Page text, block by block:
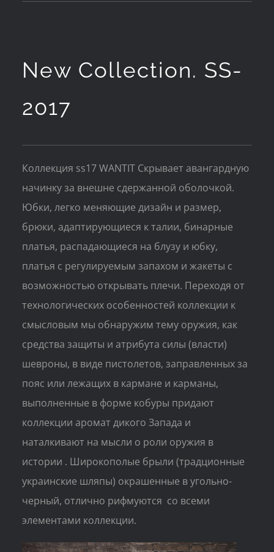
New Collection. SS-
2017
Коллекция ss17 WANTIT Скрывает авангардную
начинку за внешне сдержанной оболочкой.
Юбки, легко меняющие дизайн и размер,
брюки, адаптирующиеся к талии, бинарные
платья, распадающиеся на блузу и юбку,
платья с регулируемым запахом и жакеты с
возможностью открывать плечи. Переходя от
технологических особенностей коллекции к
смысловым мы обнаружим тему оружия, как
средства защиты и атрибута силы (власти)
шевроны, в виде пистолетов, заправленных за
пояс или лежащих в кармане и карманы,
выполненные в форме кобуры придают
коллекции аромат дикого Запада и
наталкивают на мысли о роли оружия в
истории . Широкополые брыли (традционные
украинские шляпы) окрашенные в угольно-
черный, отлично рифмуются со всеми
элементами коллекции.